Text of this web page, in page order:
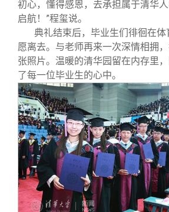
初心，懂得感恩，去承担属于清华
启航！”程玺说。
典礼结束后，毕业生们徘徊在
愿离去。与老师再来一次深情相拥
张照片。温暖的清华园留在内存里
了每一位毕业生的心中。